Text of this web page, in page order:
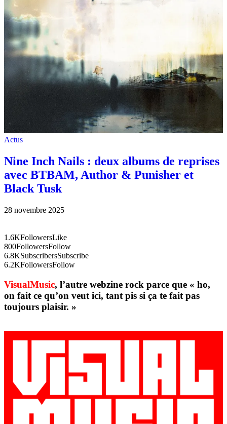
Actus
Nine Inch Nails : deux albums de reprises
avec BTBAM, Author & Punisher et
Black Tusk
28 novembre 2025
1.6KFollowersLike
800FollowersFollow
6.8KSubscribersSubscribe
6.2KFollowersFollow
VisualMusic, l’autre webzine rock parce que « ho,
on fait ce qu’on veut ici, tant pis si ça te fait pas
toujours plaisir. »